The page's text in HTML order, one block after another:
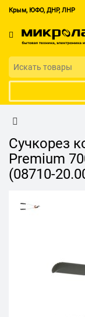
Крым, ЮФО, ДНР, ЛНР
Сучкорез
Premium
(08710-